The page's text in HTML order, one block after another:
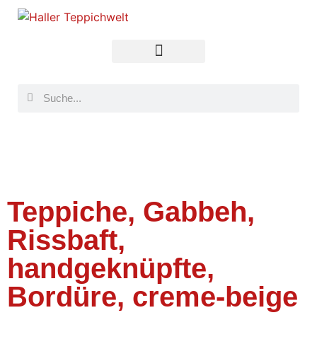
Teppiche, Gabbeh,
Rissbaft,
handgeknüpfte,
Bordüre, creme-beige